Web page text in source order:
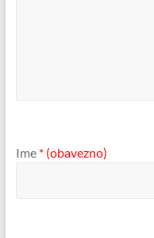
Ime * (obavezno)